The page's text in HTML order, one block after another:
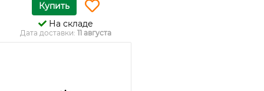
Купить
На складе
Дата доставки: 11 августа